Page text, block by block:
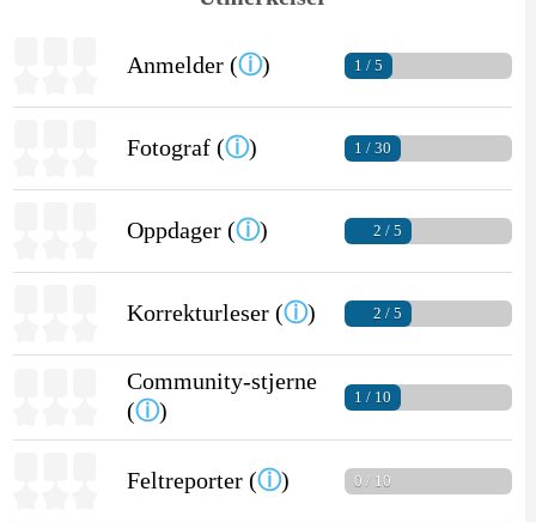
Anmelder (ⓘ) 1 / 5
Fotograf (ⓘ) 1 / 30
Oppdager (ⓘ) 2 / 5
Korrekturleser (ⓘ) 2 / 5
Community-stjerne
(ⓘ)
1 / 10
Feltreporter (ⓘ) 0 / 10